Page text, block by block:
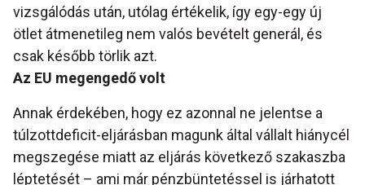
vizsgálódás után, utólag értékelik, így egy-egy új
ötlet átmenetileg nem valós bevételt generál, és
csak később törlik azt.
Az EU megengedő volt
Annak érdekében, hogy ez azonnal ne jelentse a
túlzottdeficit-eljárásban magunk által vállalt hiánycél
megszegése miatt az eljárás következő szakaszba
léptetését – ami már pénzbüntetéssel is járhatott